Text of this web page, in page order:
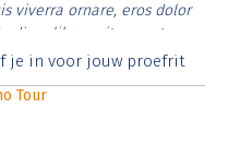
viverra ornare, eros dolor
diam libero vitae erat.
cursus id rutrum lorem
je in voor jouw proefrit
Tour